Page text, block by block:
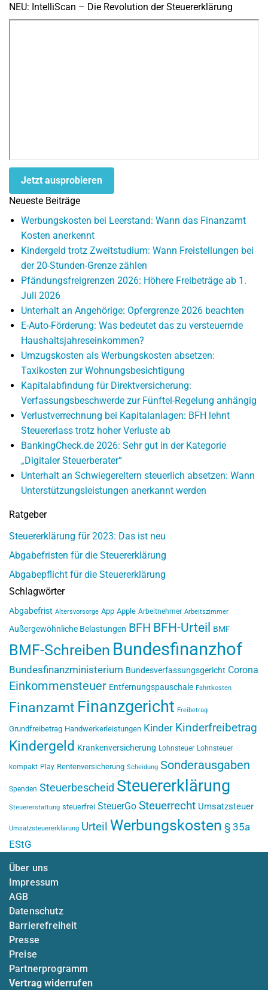
NEU: IntelliScan – Die Revolution der Steuererklärung
Jetzt ausprobieren
Neueste Beiträge
Werbungskosten bei Leerstand: Wann das Finanzamt
Kosten anerkennt
Kindergeld trotz Zweitstudium: Wann Freistellungen bei
der 20-Stunden-Grenze zählen
Pfändungsfreigrenzen 2026: Höhere Freibeträge ab 1.
Juli 2026
Unterhalt an Angehörige: Opfergrenze 2026 beachten
E-Auto-Förderung: Was bedeutet das zu versteuernde
Haushaltsjahreseinkommen?
Umzugskosten als Werbungskosten absetzen:
Taxikosten zur Wohnungsbesichtigung
Kapitalabfindung für Direktversicherung:
Verfassungsbeschwerde zur Fünftel-Regelung anhängig
Verlustverrechnung bei Kapitalanlagen: BFH lehnt
Steuererlass trotz hoher Verluste ab
BankingCheck.de 2026: Sehr gut in der Kategorie
„Digitaler Steuerberater“
Unterhalt an Schwiegereltern steuerlich absetzen: Wann
Unterstützungsleistungen anerkannt werden
Ratgeber
Steuererklärung für 2023: Das ist neu
Abgabefristen für die Steuererklärung
Abgabepflicht für die Steuererklärung
Schlagwörter
Abgabefrist Altersvorsorge App Apple Arbeitnehmer Arbeitszimmer
Außergewöhnliche Belastungen BFH BFH-Urteil BMF
BMF-Schreiben Bundesfinanzhof
Bundesfinanzministerium Bundesverfassungsgericht Corona
Einkommensteuer Entfernungspauschale Fahrtkosten
Finanzamt Finanzgericht Freibetrag
Grundfreibetrag Handwerkerleistungen Kinder Kinderfreibetrag
Kindergeld Krankenversicherung Lohnsteuer Lohnsteuer
kompakt Play Rentenversicherung Scheidung Sonderausgaben
Spenden Steuerbescheid Steuererklärung
Steuererstattung steuerfrei SteuerGo Steuerrecht Umsatzsteuer
Umsatzsteuererklärung Urteil Werbungskosten § 35a
EStG
Über uns
Impressum
AGB
Datenschutz
Barrierefreiheit
Presse
Preise
Partnerprogramm
Vertrag widerrufen